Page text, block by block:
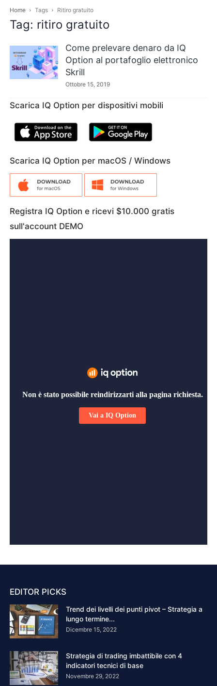
Home Tags Ritiro gratuito
Tag: ritiro gratuito
Come prelevare denaro da IQ
Option al portafoglio elettronico
Skrill
Ottobre 15, 2019
Scarica IQ Option per dispositivi mobili
Scarica IQ Option per macOS / Windows
Registra IQ Option e ricevi $10.000 gratis
sull'account DEMO
EDITOR PICKS
Trend dei livelli dei punti pivot – Strategia a
lungo termine...
Dicembre 15, 2022
Strategia di trading imbattibile con 4
indicatori tecnici di base
Novembre 29, 2022